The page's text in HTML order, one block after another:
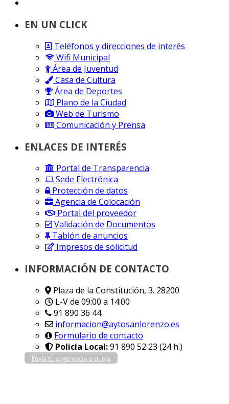
EN UN CLICK
Teléfonos y direcciones de interés
Wifi Municipal
Área de Juventud
Casa de Cultura
Área de Deportes
Plano de la Ciudad
Web de Turismo
Comunicación y Prensa
ENLACES DE INTERÉS
Portal de Transparencia
Sede Electrónica
Protección de datos
Agencia de Colocación
Portal del proveedor
Validación de Documentos
Tablón de anuncios
Impresos de solicitud
INFORMACIÓN DE CONTACTO
Plaza de la Constitución, 3. 28200
L-V de 09:00 a 14:00
91 890 36 44
informacion@aytosanlorenzo.es
Formulario de contacto
Policía Local:91 890 52 23 (24 h.)
Envía tu sugerencia o queja